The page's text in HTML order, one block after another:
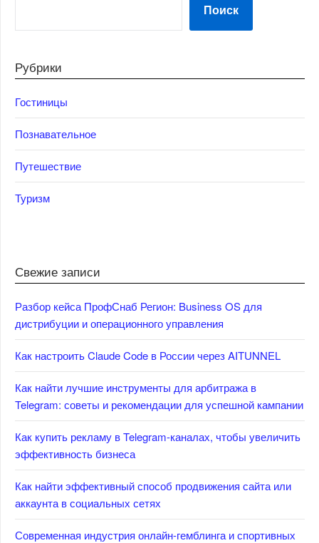
Поиск
Рубрики
Гостиницы
Познавательное
Путешествие
Туризм
Свежие записи
Разбор кейса ПрофСнаб Регион: Business OS для
дистрибуции и операционного управления
Как настроить Claude Code в России через AITUNNEL
Как найти лучшие инструменты для арбитража в
Telegram: советы и рекомендации для успешной кампании
Как купить рекламу в Telegram-каналах, чтобы увеличить
эффективность бизнеса
Как найти эффективный способ продвижения сайта или
аккаунта в социальных сетях
Современная индустрия онлайн-гемблинга и спортивных